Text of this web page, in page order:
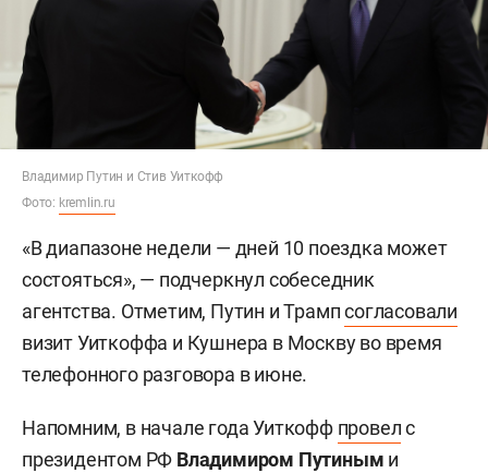
Владимир Путин и Стив Уиткофф
Фото: kremlin.ru
«В диапазоне недели — дней 10 поездка может
состояться», — подчеркнул собеседник
агентства. Отметим, Путин и Трампсогласовали
визит Уиткоффа и Кушнера в Москву во время
телефонного разговора в июне.
Напомним, в начале года Уиткофф провелс
президентом РФ Владимиром Путиным и